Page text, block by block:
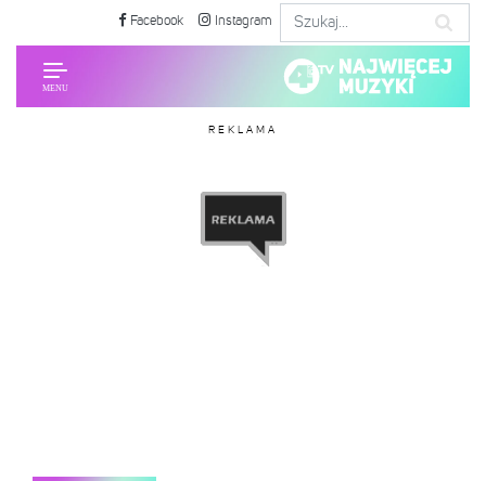
Facebook Instagram
REKLAMA